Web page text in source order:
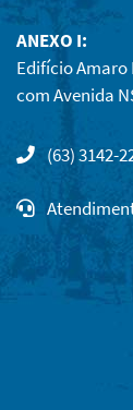
ANEXO I:
Edifício Amaro
com Avenida
(63) 3142-